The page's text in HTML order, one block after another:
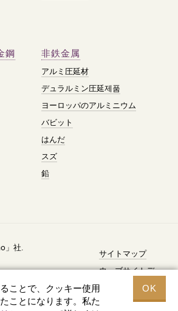
ことで、クッキー使用
ことになります。私た
OK
鋼 非鉄金属
アルミ圧延材
デュラルミン圧延제품
ヨーロッパのアルミニウム
バビット
はんだ
スズ
鉛
」社.
サイトマップ
ウェブサイトデ